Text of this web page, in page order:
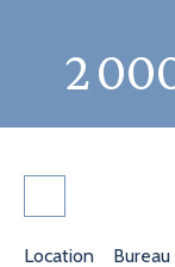
2
Location Bureau